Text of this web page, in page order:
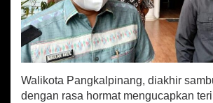
Walikota Pangkalpinang, diakhir
dengan rasa hormat mengucapkan